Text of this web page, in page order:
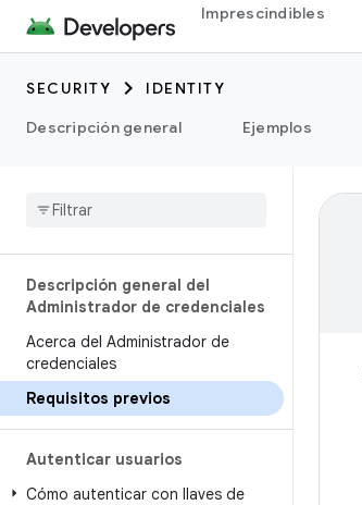
Imprescindibles
SECURITY
IDENTITY
Descripción general
Ejemplos
Descripción general del
Administrador de credenciales
Acerca del Administrador de
credenciales
Requisitos previos
Autenticar usuarios
Cómo autenticar con llaves de